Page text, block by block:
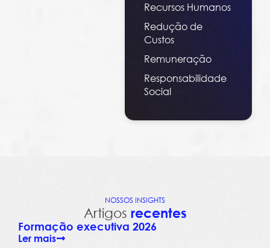
Recursos Humanos
Redução de
Custos
Remuneração
Responsabilidade
Social
NOSSOS INSIGHTS
Artigos recentes
Formação executiva 2026
Ler mais